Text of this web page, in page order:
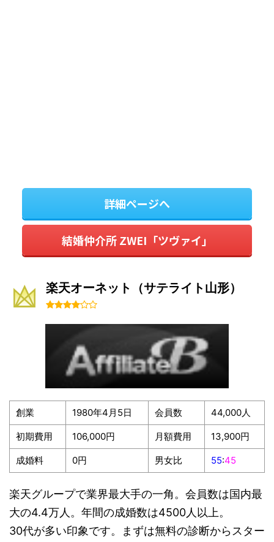
詳細ページへ
結婚仲介所 ZWEI「ツヴァイ」
楽天オーネット（サテライト山形）
創業 1980年4月5日 会員数 44,000人
初期費用 106,000円 月額費用 13,900円
成婚料 0円 男女比 55:45
楽天グループで業界最大手の一角。会員数は国内最
大の4.4万人。年間の成婚数は4500人以上。
30代が多い印象です。まずは無料の診断からスター